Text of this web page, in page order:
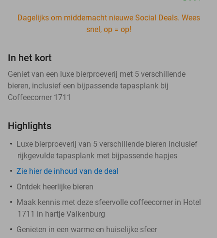
Dagelijks om middernacht nieuwe Social Deals. Wees
snel, op = op!
In het kort
Geniet van een luxe bierproeverij met 5 verschillende
bieren, inclusief een bijpassende tapasplank bij
Coffeecorner 1711
Highlights
Luxe bierproeverij van 5 verschillende bieren inclusief
rijkgevulde tapasplank met bijpassende hapjes
Zie hier de inhoud van de deal
Ontdek heerlijke bieren
Maak kennis met deze sfeervolle coffeecorner in Hotel
1711 in hartje Valkenburg
Genieten in een warme en huiselijke sfeer